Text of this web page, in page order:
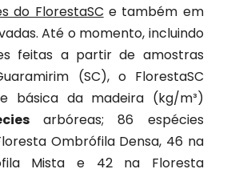
do FlorestaSC e também em
Até o momento, incluindo
feitas a partir de amostras
(SC), o FlorestaSC
básica da madeira (kg/m³)
arbóreas; 86 espécies
Ombrófila Densa, 46 na
Mista e 42 na Floresta